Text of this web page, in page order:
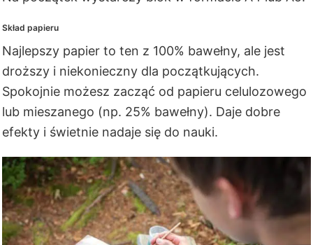
Skład papieru
Najlepszy papier to ten z 100% bawełny, ale jest
droższy i niekonieczny dla początkujących.
Spokojnie możesz zacząć od papieru celulozowego
lub mieszanego (np. 25% bawełny). Daje dobre
efekty i świetnie nadaje się do nauki.